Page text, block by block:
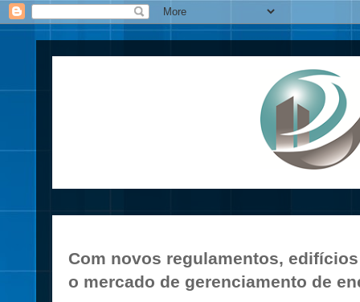
Com novos regulamentos,
o mercado de gerenciamento de